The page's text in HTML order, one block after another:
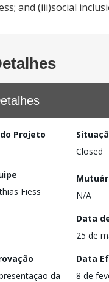
and (iii)social
Projeto
Closed
Fiess
N/A
Data
25 de
da
Data
8 de